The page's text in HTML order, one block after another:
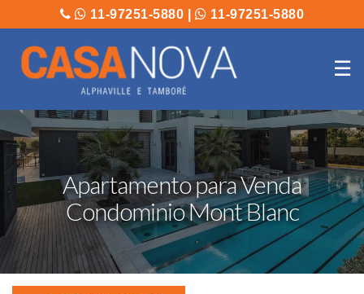
11-97251-5880 11-97251-5880
☰
Apartamento para Venda
Condominio Mont Blanc